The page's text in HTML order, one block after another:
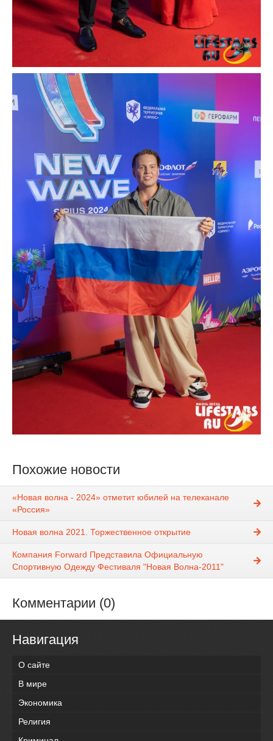
Похожие новости
«Новая волна - 2024» отметит юбилей на телеканале
«Россия»
Новая волна 2021. Торжественное открытие
Компания Forward Представила Официальную
Спортивную Одежду Фестиваля "Новая Волна-2011"
Комментарии (0)
Навигация
О сайте
В мире
Экономика
Религия